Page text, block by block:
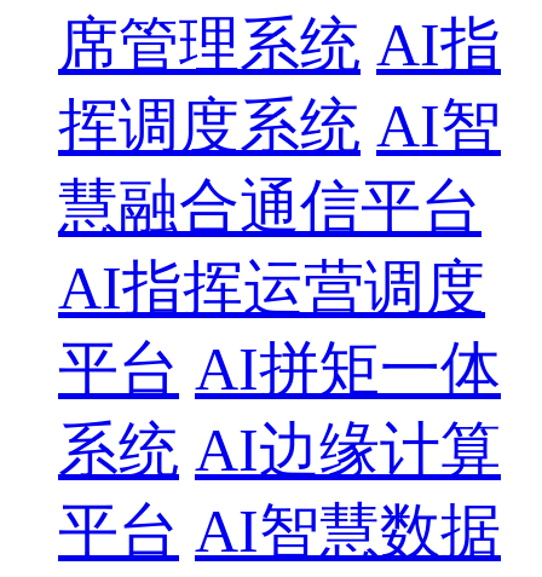
席管理系统 AI指
挥调度系统 AI智
慧融合通信平台
AI指挥运营调度
平台 AI拼矩一体
系统 AI边缘计算
平台 AI智慧数据